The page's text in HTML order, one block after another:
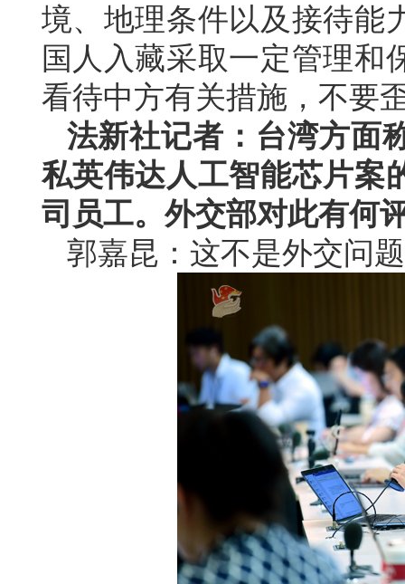
境、地理条件以及接待能
国人入藏采取一定管理和
看待中方有关措施，不要
法新社记者：台湾方面
私英伟达人工智能芯片案
司员工。外交部对此有何
郭嘉昆：这不是外交问